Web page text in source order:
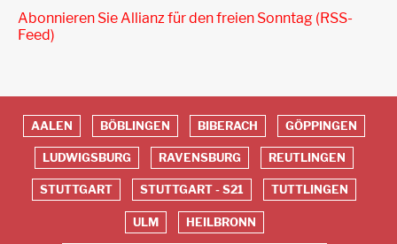
Abonnieren Sie Allianz für den freien Sonntag (RSS-
Feed)
Red
Footer
AALEN BÖBLINGEN BIBERACH GÖPPINGEN
LUDWIGSBURG RAVENSBURG REUTLINGEN
STUTTGART STUTTGART - S21 TUTTLINGEN
ULM HEILBRONN